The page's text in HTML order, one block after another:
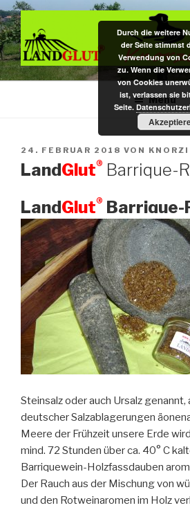
Zum
Inhalt
springen
DAS BIO
Hundekauspielzeug / Zahnpflege- u.
Nagarium u. Terrarium – das Original
Menü
VERÖFFENTLICHT
AM
24. FEBRUAR 2018 VON KNORZI
LandGlut® Barrique-
LandGlut® Barrique-
Steinsalz oder auch Ursalz genannt,
deutscher Salzablagerungen
Meere der Frühzeit unsere Erde
mind. 72 Stunden über ca. 40° C
Barriquewein-Holzfassdauben
Der Rauch aus der Mischung von
und den Rotweinaromen im Holz
Durch die weitere
der Seite stimmst
Verwendung von
zu. Wenn die
von Cookies
ist, verlassen sie
Seite.